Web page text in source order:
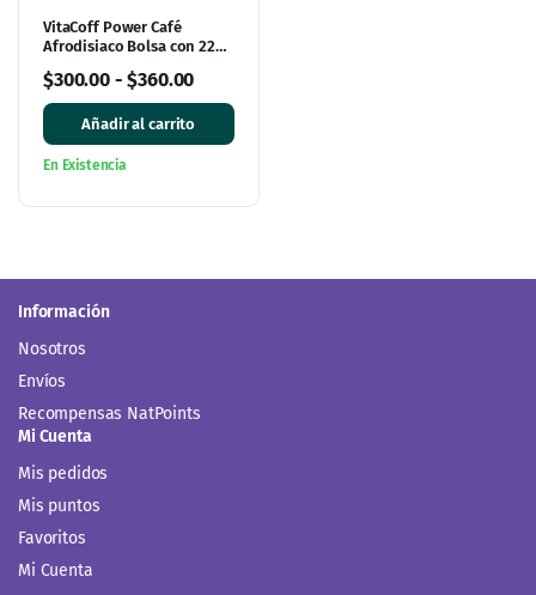
VitaCoff Power Café
Afrodisiaco Bolsa con 22
$300.00-$360.00
Añadir al carrito
En Existencia
Información
Nosotros
Envíos
Recompensas NatPoints
Mi Cuenta
Mis pedidos
Mis puntos
Favoritos
Mi Cuenta